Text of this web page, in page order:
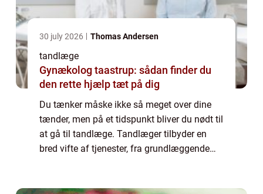
30 july 2026 Thomas Andersen
tandlæge
Gynækolog taastrup: sådan finder du
den rette hjælp tæt på dig
Du tænker måske ikke så meget over dine
tænder, men på et tidspunkt bliver du nødt til
at gå til tandlæge. Tandlæger tilbyder en
bred vifte af tjenester, fra grundlæggende